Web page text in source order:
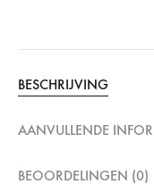
BESCHRIJVING
AANVULLENDE
BEOORDELINGEN (0)